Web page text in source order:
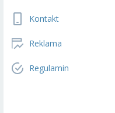
Kontakt
Reklama
Regulamin